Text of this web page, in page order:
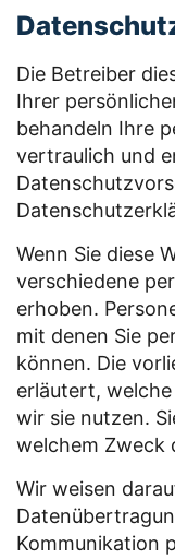
Die Betreiber
Ihrer
behandeln Ihre
vertraulich und
Wenn Sie diese
verschiedene
erhoben.
mit denen Sie
können. Die
erläutert,
wir sie nutzen.
welchem Zweck
Wir weisen
Kommunikation